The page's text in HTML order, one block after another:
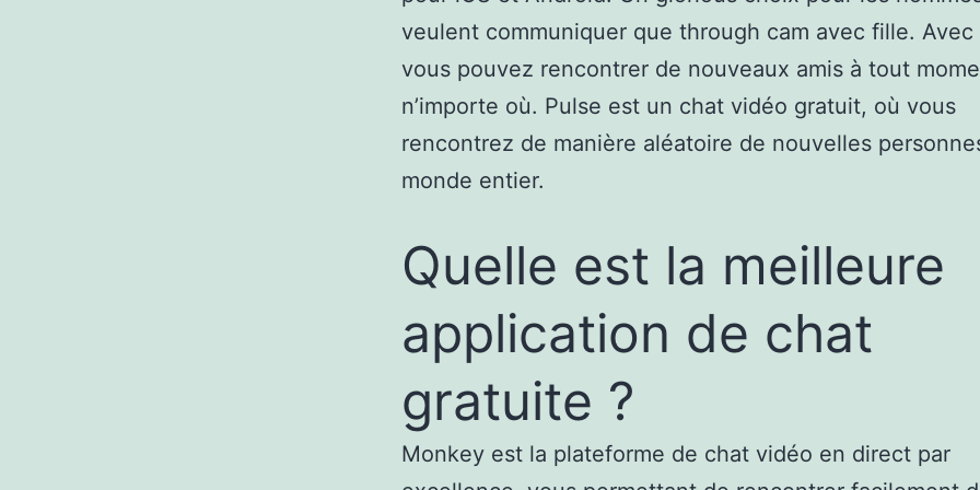
veulent communiquer que through cam avec fille. Avec
vous pouvez rencontrer de nouveaux amis à tout
n’importe où. Pulse est un chat vidéo gratuit, où vous
rencontrez de manière aléatoire de nouvelles
monde entier.
Quelle est la meilleure
application de chat
gratuite ?
Monkey est la plateforme de chat vidéo en direct par